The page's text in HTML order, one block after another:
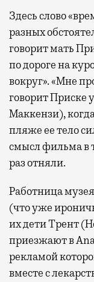
Здесь слово
разных
говорит мать
по дороге на
вокруг». «Мне
говорит Приске
Маккензи), когда
пляже ее тело
смысл фильма в
раз отняли.
Работница
(что уже
их дети Трент
приезжают в
рекламой
вместе с